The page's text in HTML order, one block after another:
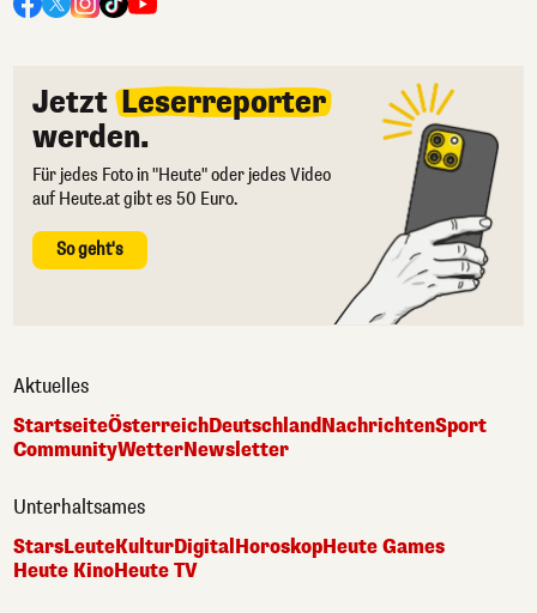
Jetzt Leserreporter
werden.
Für jedes Foto in "Heute" oder jedes Video
auf Heute.at gibt es 50 Euro.
So geht's
Aktuelles
StartseiteÖsterreichDeutschlandNachrichtenSport
CommunityWetterNewsletter
Unterhaltsames
StarsLeuteKulturDigital HoroskopHeute Games
Heute KinoHeute TV